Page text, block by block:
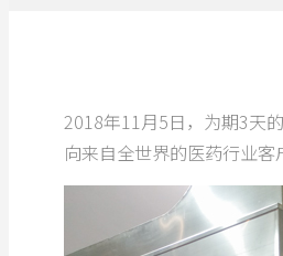
2018年11月5日，为期3天
向来自全世界的医药行业客